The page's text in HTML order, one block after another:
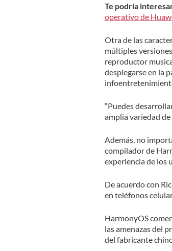
Te podría
operativo de
Otra de las
múltiples
reproductor
desplegarse en la
“Puedes
amplia variedad de
Además, no
compilador de
experiencia de los
De acuerdo con
en teléfonos
HarmonyOS
las amenazas del
del fabricante